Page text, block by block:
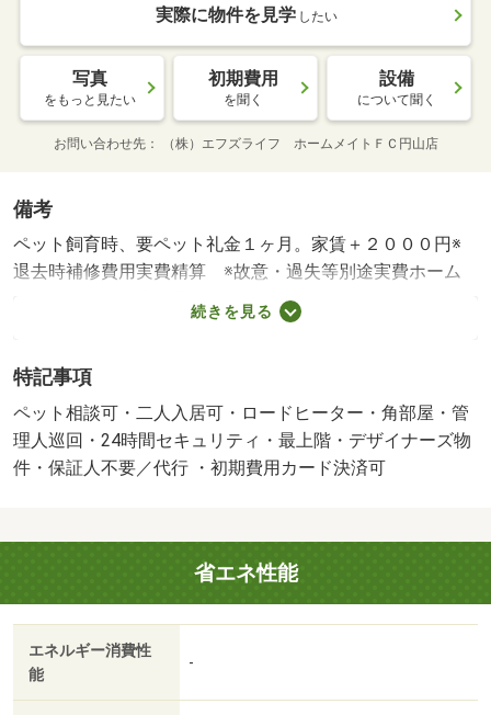
実際に物件を見学 したい
写真
をもっと見たい
初期費用
を聞く
設備
について聞く
お問い合わせ先 （株）エフズライフ ホームメイトＦＣ円山店
備考
ペット飼育時、要ペット礼金１ヶ月。家賃＋２０００円※
退去時補修費用実費精算 ※故意・過失等別途実費ホーム
メイトＦＣ円山店（電話→０１１－６７６－７７３６）で
は初期費用のクレジットカード決済も対応可能です♪ 公式
だきお名前とご用件をぜひ送信下さい。他業者にて掲載物
件も当店で一括内覧可能です☆・賃貸保証等：加入要（初
回契約時：５０％、更新時：１０，０００円、月額：８８
０円）・鍵交換代：あり２２，０００円～・維持費等：２
態：巡回・９月３０日より入居開始、宮の森エリアの閑静
エリア新築物件 東西線西２８丁目駅徒歩圏、都市ガスエ
コジョーズでコスパ高い、スーパーも最寄です♪１０月の転
勤のかたにもおすすめ。・バイク置場：なし・駐輪場：有
（５００円／月）/退去時暖房機器水抜き料 11000円/退去
時ハウスクリーニング 77000円
続きを見る
特記事項
ペット相談可・二人入居可・ロードヒーター・角部屋・管
理人巡回・24時間セキュリティ・最上階・デザイナーズ物
件・保証人不要／代行 ・初期費用カード決済可
省エネ性能
エネルギー消費性
能
-